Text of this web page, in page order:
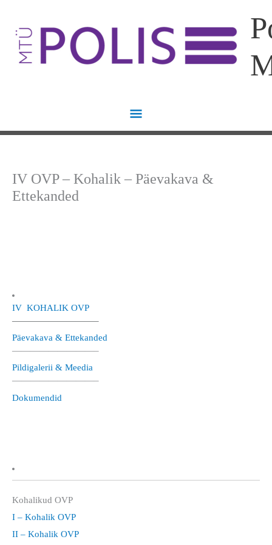
content
Menu
IV KOHALIK OVP
—————————–
Päevakava & Ettekanded
—————————–
Pildigalerii & Meedia
—————————–
Dokumendid
Kohalikud OVP
I – Kohalik OVP
II – Kohalik OVP
IV OVP – Kohalik – Päevakava &
Ettekanded